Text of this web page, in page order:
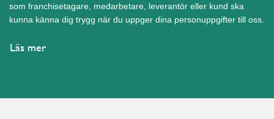
som franchisetagare, medarbetare, leverantör eller kund ska
kunna känna dig trygg när du uppger dina personuppgifter till oss.
Läs mer